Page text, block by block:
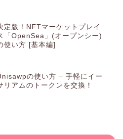
定版！NFTマーケットプレイ
「OpenSea」(オープンシー)
使い方 [基本編]
の使い方 – 手軽にイー
リアムのトークンを交換！